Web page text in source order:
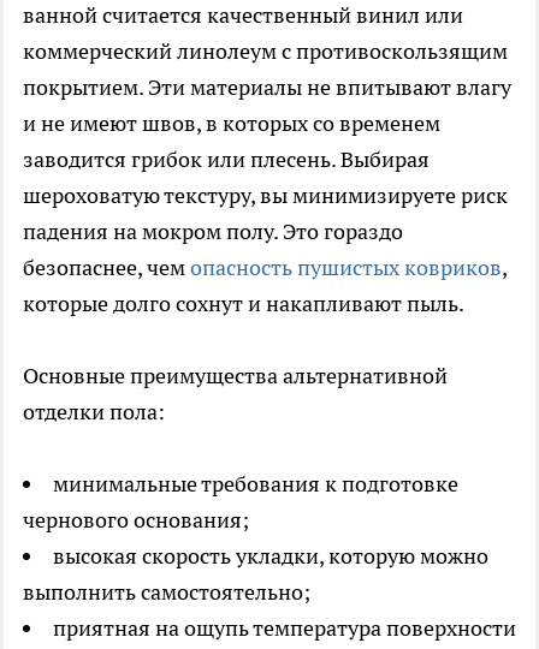
ванной считается качественный винил или
коммерческий линолеум с противоскользящим
покрытием. Эти материалы не впитывают влагу
и не имеют швов, в которых со временем
заводится грибок или плесень. Выбирая
шероховатую текстуру, вы минимизируете риск
падения на мокром полу. Это гораздо
безопаснее, чемопасность пушистых ковриков,
которые долго сохнут и накапливают пыль.
Основные преимущества альтернативной
отделки пола:
минимальные требования к подготовке
чернового основания;
высокая скорость укладки, которую можно
выполнить самостоятельно;
приятная на ощупь температура поверхности